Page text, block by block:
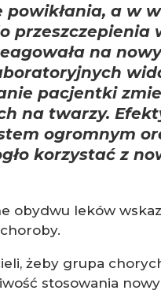
a w
przeszczepienia
na
pacjentki
na twarzy.
ogromnym
korzystać z
obydwu leków
żeby grupa
stosowania